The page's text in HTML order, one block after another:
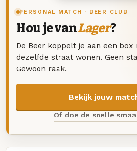
PERSONAL MATCH · BEER CLUB
Hou je vanLager?
De Beer koppelt je aan een
dezelfde straat wonen. Geen
Gewoon raak.
Bekijk jouw
Of doe de snelle